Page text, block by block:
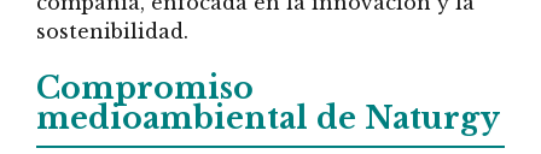
sostenibilidad.
Compromiso
medioambiental de Naturgy